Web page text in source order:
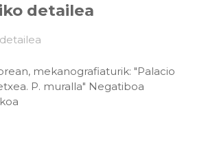
detailea
mekanografiaturik: "Palacio
P. muralla" Negatiboa